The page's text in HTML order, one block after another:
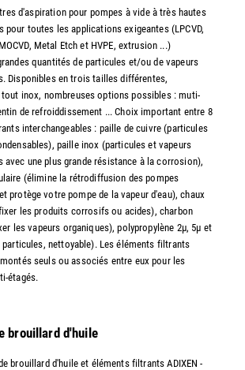
d'aspiration pour pompes à vide à très hautes
pour toutes les applications exigeantes (LPCVD,
MOCVD, Metal Etch et HVPE, extrusion ...)
quantités de particules et/ou de vapeurs
Disponibles en trois tailles différentes,
inox, nombreuses options possibles : muti-
de refroiddissement ... Choix important entre 8
interchangeables : paille de cuivre (particules
paille inox (particules et vapeurs
avec une plus grande résistance à la corrosion),
(élimine la rétrodiffusion des pompes
protège votre pompe de la vapeur d'eau), chaux
les produits corrosifs ou acides), charbon
les vapeurs organiques), polypropylène 2µ, 5µ et
particules, nettoyable). Les éléments filtrants
seuls ou associés entre eux pour les
étagés.
brouillard d'huile
brouillard d'huile et éléments filtrants ADIXEN -